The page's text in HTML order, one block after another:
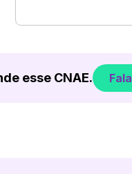
esse CNAE.